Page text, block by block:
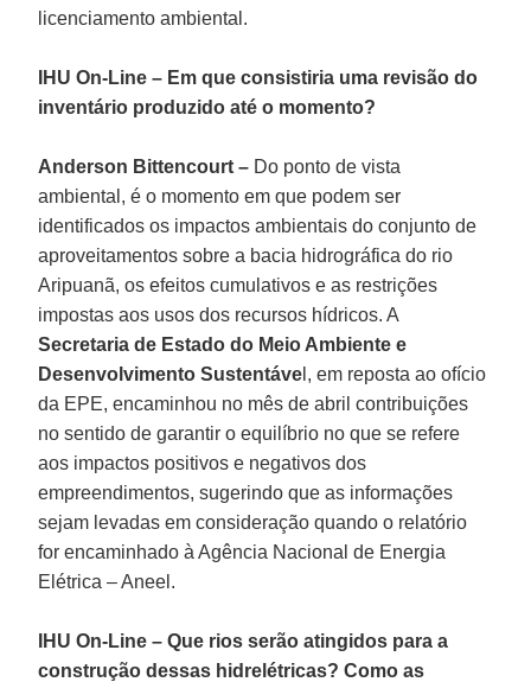
licenciamento ambiental.
IHU On-Line – Em que consistiria uma revisão do
inventário produzido até o momento?
Anderson Bittencourt – Do ponto de vista
ambiental, é o momento em que podem ser
identificados os impactos ambientais do conjunto de
aproveitamentos sobre a bacia hidrográfica do rio
Aripuanã, os efeitos cumulativos e as restrições
impostas aos usos dos recursos hídricos. A
Secretaria de Estado do Meio Ambiente e
Desenvolvimento Sustentáve l, em reposta ao ofício
da EPE, encaminhou no mês de abril contribuições
no sentido de garantir o equilíbrio no que se refere
aos impactos positivos e negativos dos
empreendimentos, sugerindo que as informações
sejam levadas em consideração quando o relatório
for encaminhado à Agência Nacional de Energia
Elétrica – Aneel.
IHU On-Line – Que rios serão atingidos para a
construção dessas hidrelétricas? Como as